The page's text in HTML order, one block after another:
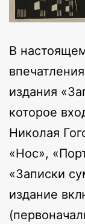
В
издания
которое
Николая
«Нос»,
«Записки
издание